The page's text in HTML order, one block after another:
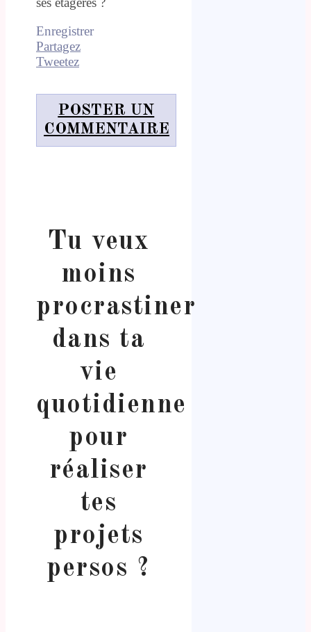
Enregistrer
Partagez
Tweetez
POSTER UN
COMMENTAIRE
Tu veux
moins
procrastiner
dans ta
vie
quotidienne
pour
réaliser
tes
projets
persos ?